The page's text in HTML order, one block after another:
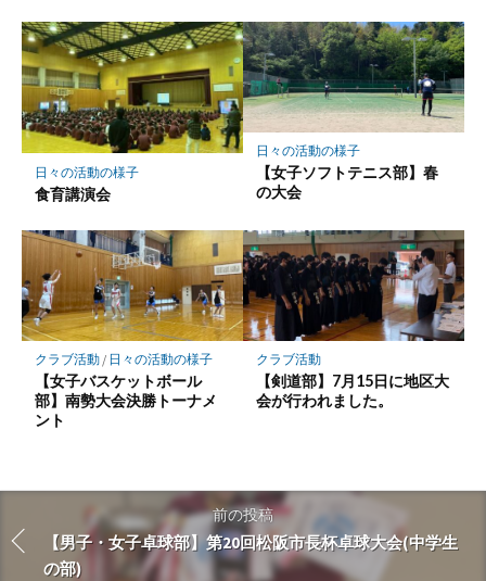
日々の活動の様子
食育講演会
日々の活動の様子
【女子ソフトテニス部】春
の大会
クラブ活動/ 日々の活動の様子
【女子バスケットボール
部】南勢大会決勝トーナメ
ント
クラブ活動
【剣道部】7月15日に地区大
会が行われました。
前の投稿
【男子・女子卓球部】第20回松阪市長杯卓球大会(中学生
の部)